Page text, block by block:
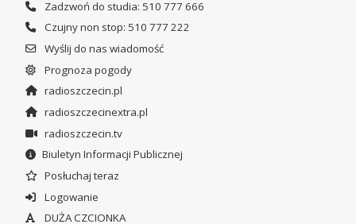
Zadzwoń do studia: 510 777 666
Czujny non stop: 510 777 222
Wyślij do nas wiadomość
Prognoza pogody
radioszczecin.pl
radioszczecinextra.pl
radioszczecin.tv
Biuletyn Informacji Publicznej
Posłuchaj teraz
Logowanie
DUŻA CZCIONKA